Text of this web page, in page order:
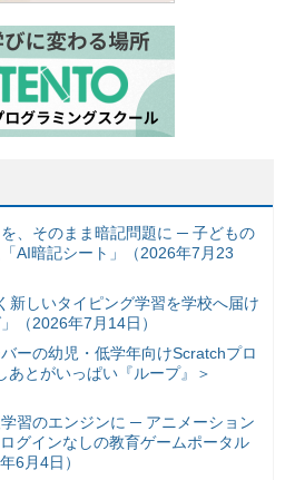
、そのまま暗記問題に ─ 子どもの
AI暗記シート」（2026年7月23
新しいタイピング学習を学校へ届け
（2026年7月14日）
ーの幼児・低学年向けScratchプロ
とがいっぱい『ループ』＞
学習のエンジンに ─ アニメーション
グインなしの教育ゲームポータル
6月4日）